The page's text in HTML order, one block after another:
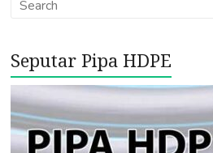
Seputar Pipa HDPE